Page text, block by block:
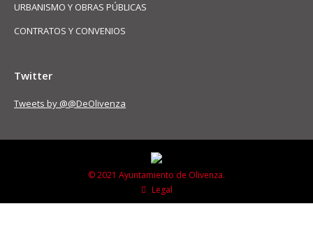
URBANISMO Y OBRAS PÚBLICAS
CONTRATOS Y CONVENIOS
Twitter
Tweets by @@DeOlivenza
© 2021 Ayuntamiento de Olivenza.
Legal